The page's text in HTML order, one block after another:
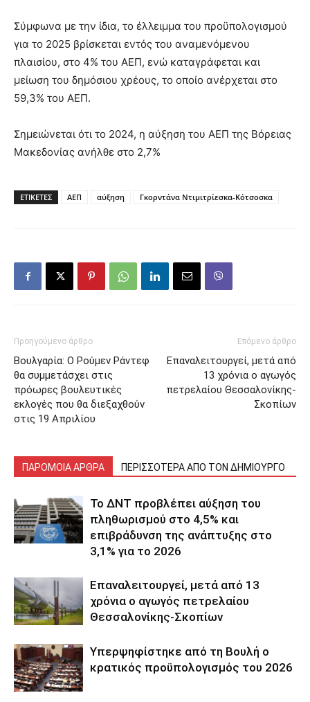
Σύμφωνα με την ίδια, το έλλειμμα του προϋπολογισμού
για το 2025 βρίσκεται εντός του αναμενόμενου
πλαισίου, στο 4% του ΑΕΠ, ενώ καταγράφεται και
μείωση του δημόσιου χρέους, το οποίο ανέρχεται στο
59,3% του ΑΕΠ.
Σημειώνεται ότι το 2024, η αύξηση του ΑΕΠ της Βόρειας
Μακεδονίας ανήλθε στο 2,7%
ΕΤΙΚΕΤΕΣ ΑΕΠ αύξηση Γκορντάνα Ντιμιτρίεσκα-Κότσοσκα
Προηγούμενο άρθρο
Βουλγαρία: Ο Ρούμεν Ράντεφ
θα συμμετάσχει στις
πρόωρες βουλευτικές
εκλογές που θα διεξαχθούν
στις 19 Απριλίου
Επόμενο άρθρο
Επαναλειτουργεί, μετά από
13 χρόνια ο αγωγός
πετρελαίου Θεσσαλονίκης-
Σκοπίων
ΠΑΡΟΜΟΙΑ ΑΡΘΡΑ ΠΕΡΙΣΣΟΤΕΡΑ ΑΠΟ ΤΟΝ ΔΗΜΙΟΥΡΓΟ
Το ΔΝΤ προβλέπει αύξηση του
πληθωρισμού στο 4,5% και
επιβράδυνση της ανάπτυξης στο
3,1% για το 2026
Επαναλειτουργεί, μετά από 13
χρόνια ο αγωγός πετρελαίου
Θεσσαλονίκης-Σκοπίων
Υπερψηφίστηκε από τη Βουλή ο
κρατικός προϋπολογισμός του 2026